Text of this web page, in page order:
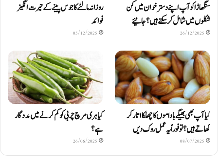
سنگھاڑا کو آپ اپنے دستر خوان میں کن
شکلوں میں شامل کرسکتے ہیں ؟ جانیئے
26/12/2025
روزانہ مالٹے کا جوس پینے کے حیرت انگیز
فوائد
05/12/2025
کیا آپ بھی بھیگے باداموں کا چھلکا اتار کر
کھاتے ہیں؟ تو فوراً یہ عمل روک دیں
08/07/2025
کیا ہری مرچ چربی کو کم کرنے میں مددگار
ہے؟
26/06/2025